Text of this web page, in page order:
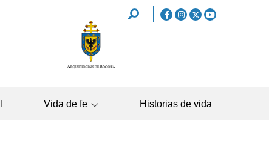
REDES
SOCIALES
Vida de fe Historias de vida